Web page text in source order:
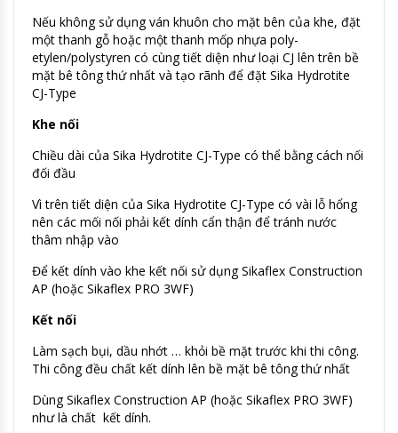
Nếu không sử dụng ván khuôn cho mặt bên của khe, đặt
một thanh gỗ hoặc một thanh mốp nhựa poly-
etylen/polystyren có cùng tiết diện như loại CJ lên trên bề
mặt bê tông thứ nhất và tạo rãnh để đặt Sika Hydrotite
CJ-Type
Khe nối
Chiều dài của Sika Hydrotite CJ-Type có thể bằng cách nối
đối đầu
Vì trên tiết diện của Sika Hydrotite CJ-Type có vài lỗ hổng
nên các mối nối phải kết dính cẩn thận để tránh nước
thâm nhập vào
Để kết dính vào khe kết nối sử dụng Sikaflex Construction
AP (hoặc Sikaflex PRO 3WF)
Kết nối
Làm sạch bụi, dầu nhớt … khỏi bề mặt trước khi thi công.
Thi công đều chất kết dính lên bề mặt bê tông thứ nhất
Dùng Sikaflex Construction AP (hoặc Sikaflex PRO 3WF)
như là chất kết dính.